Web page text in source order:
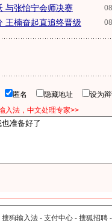
与张怡宁会师决赛
王楠奋起直追终晋级
匿名 隐藏地址
设为
入法，中文处理专家>>
搜狗输入法 - 支付中心 - 搜狐招聘 -